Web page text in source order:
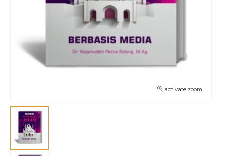
activate zoom